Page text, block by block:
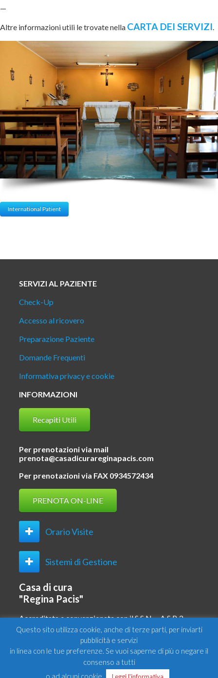
—
Altre informazioni utili le trovate nella CARTA DEI SERVIZI
International Patient
SERVIZI AL PAZIENTE
Check-Up
Accesso al ricovero
Preparazione Paziente
Domande Frequenti
Informativa privacy e cookie
INFORMAZIONI
Recapiti Utili
Per prenotazioni via mail
prenota@casadicurareginapacis.com
Per prenotazioni via FAX 0934572434
PRENOTA ON-LINE
Orario Visite
Sistemi di Gestione
Casa di cura
"Regina Pacis"
Accreditata e convenzionata con il S.S.N. – A.S.P. 2 –
CL
SKEMA Iniziative Sanitarie Srl
Via Principe di Scalea 3/5
93017 San Cataldo – (CL)
Pec: cdcreginapacis@pec.it
Questo sito utilizza cookie, anche di terze parti, per inviarti
pubblicità e servizi
in linea con le tue preferenze. Se vuoi saperne di più o negare il
consenso a tutti
o ad alcuni cookie
Leggi l'informativa